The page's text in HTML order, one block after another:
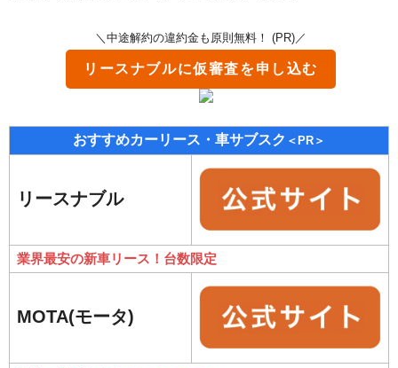
＼中途解約の違約金も原則無料！ (PR)／
リースナブルに仮審査を申し込む
おすすめカーリース・車サブスク ＜PR＞
リースナブル
業界最安の新車リース！台数限定
MOTA(モータ)